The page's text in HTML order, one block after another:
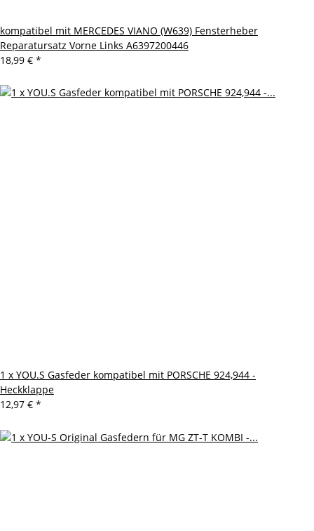
kompatibel mit MERCEDES VIANO (W639) Fensterheber
Reparatursatz Vorne Links A6397200446
18,99 € *
1 x YOU.S Gasfeder kompatibel mit PORSCHE 924,944 -
Heckklappe
12,97 € *